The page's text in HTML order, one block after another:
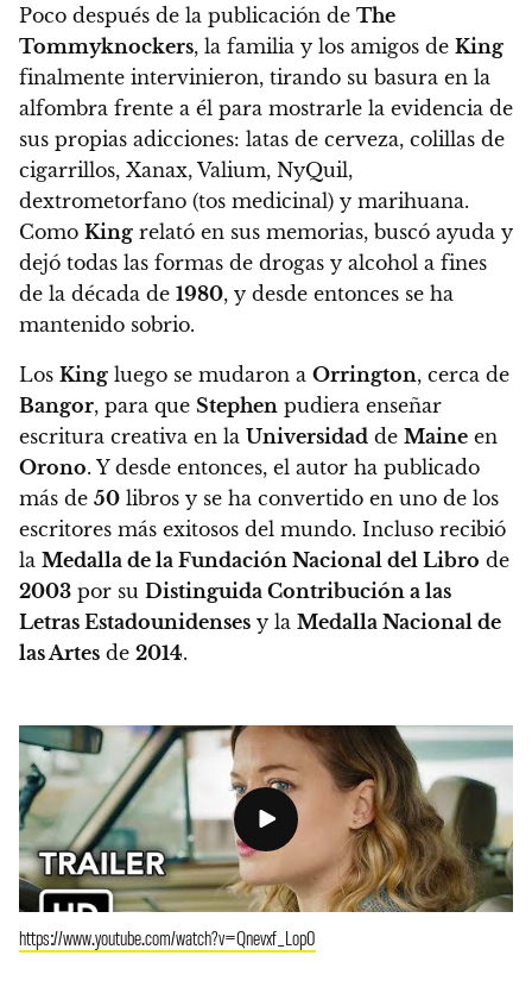
Poco después de la publicación de The
Tommyknockers, la familia y los amigos de King
finalmente intervinieron, tirando su basura en la
alfombra frente a él para mostrarle la evidencia de
sus propias adicciones: latas de cerveza, colillas de
cigarrillos, Xanax, Valium, NyQuil,
dextrometorfano (tos medicinal) y marihuana.
Como King relató en sus memorias, buscó ayuda y
dejó todas las formas de drogas y alcohol a fines
de la década de 1980, y desde entonces se ha
mantenido sobrio.
Los King luego se mudaron a Orrington, cerca de
Bangor, para que Stephen pudiera enseñar
escritura creativa en la Universidad de Maine en
Orono. Y desde entonces, el autor ha publicado
más de 50 libros y se ha convertido en uno de los
escritores más exitosos del mundo. Incluso recibió
la Medalla de la Fundación Nacional del Libro de
2003 por su Distinguida Contribución a las
Letras Estadounidenses y la Medalla Nacional de
las Artes de 2014.
https://www.youtube.com/watch?v=Qnevxf_Lop0